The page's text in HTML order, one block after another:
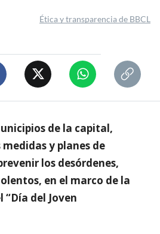
Ética y transparencia de BBCL
de la capital,
y planes de
los desórdenes,
en el marco de la
del Joven